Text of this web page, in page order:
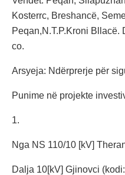
Kosterrc, Breshancë,
Peqan,N.T.P.Kroni
co.
Arsyeja: Ndërprerje për
Punime në projekte
1.
Nga NS 110/10 [kV]
Dalja 10[kV] Gjinovci